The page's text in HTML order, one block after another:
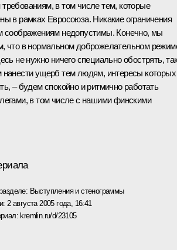
в том числе тем, которые
в рамках Евросоюза. Никакие ограничения
соображениям недопустимы. Конечно, мы
что в нормальном доброжелательном
не нужно ничего специально обострять,
ущерб тем людям, интересы которых
– будем спокойно и ритмично работать
в том числе с нашими финскими
Выступления и стенограммы
2 августа 2005 года, 16:41
kremlin.ru/d/23105